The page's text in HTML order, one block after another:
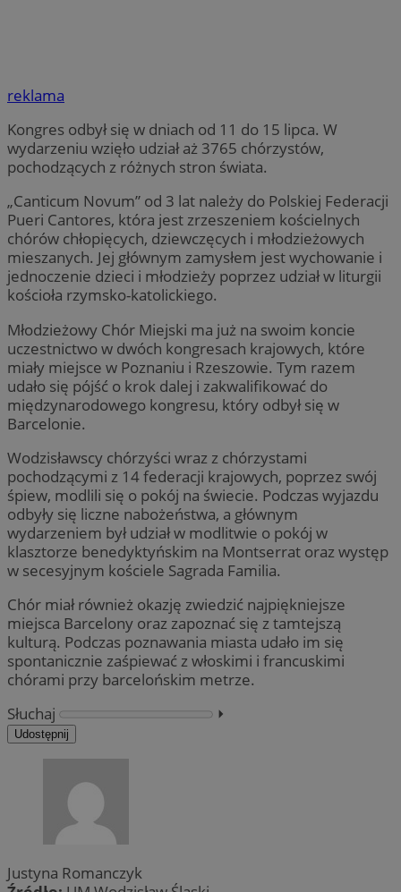
reklama
Kongres odbył się w dniach od 11 do 15 lipca. W
wydarzeniu wzięło udział aż 3765 chórzystów,
pochodzących z różnych stron świata.
„Canticum Novum” od 3 lat należy do Polskiej Federacji
Pueri Cantores, która jest zrzeszeniem kościelnych
chórów chłopięcych, dziewczęcych i młodzieżowych
mieszanych. Jej głównym zamysłem jest wychowanie i
jednoczenie dzieci i młodzieży poprzez udział w liturgii
kościoła rzymsko-katolickiego.
Młodzieżowy Chór Miejski ma już na swoim koncie
uczestnictwo w dwóch kongresach krajowych, które
miały miejsce w Poznaniu i Rzeszowie. Tym razem
udało się pójść o krok dalej i zakwalifikować do
międzynarodowego kongresu, który odbył się w
Barcelonie.
Wodzisławscy chórzyści wraz z chórzystami
pochodzącymi z 14 federacji krajowych, poprzez swój
śpiew, modlili się o pokój na świecie. Podczas wyjazdu
odbyły się liczne nabożeństwa, a głównym
wydarzeniem był udział w modlitwie o pokój w
klasztorze benedyktyńskim na Montserrat oraz występ
w secesyjnym kościele Sagrada Familia.
Chór miał również okazję zwiedzić najpiękniejsze
miejsca Barcelony oraz zapoznać się z tamtejszą
kulturą. Podczas poznawania miasta udało im się
spontanicznie zaśpiewać z włoskimi i francuskimi
chórami przy barcelońskim metrze.
Słuchaj
⏵︎
Udostępnij
Justyna Romanczyk